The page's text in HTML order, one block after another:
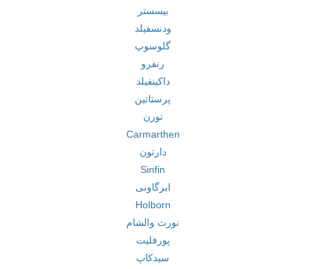
بیسستر
ودنسفیلد
گلوسوپ
رنفرو
داکینفیلد
پرستاتین
تورن
Carmarthen
دارتون
Sinfin
ابرگاونی
Holborn
نورث والشام
پورفلیت
سیدکاپ